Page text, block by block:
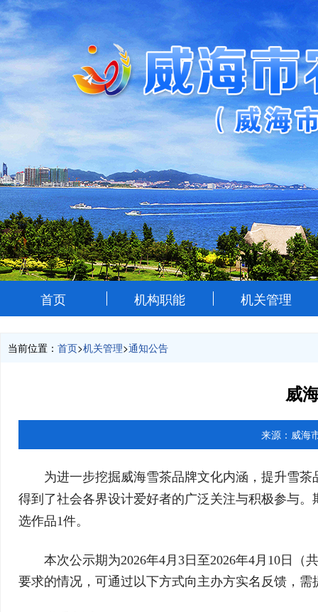
首页 机构职能 机关管理
当前位置： 首页>机关管理>通知公告
威
来源： 威海
为进一步挖掘威海雪茶品牌文化内涵，提升雪
得到了社会各界设计爱好者的广泛关注与积极参与
选作品1件。
本次公示期为2026年4月3日至2026年4月10日
要求的情况，可通过以下方式向主办方实名反馈，